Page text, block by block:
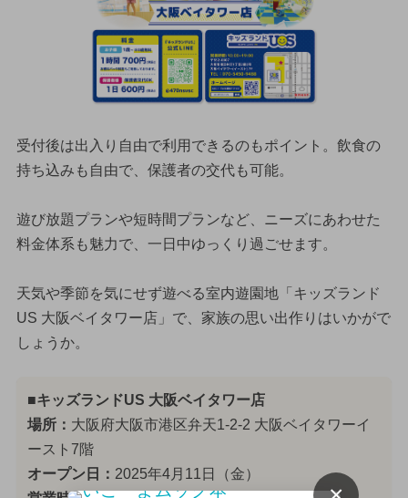
受付後は出入り自由で利用できるのもポイント。飲食の
持ち込みも自由で、保護者の交代も可能。
遊び放題プランや短時間プランなど、ニーズにあわせた
料金体系も魅力で、一日中ゆっくり過ごせます。
天気や季節を気にせず遊べる室内遊園地「キッズランド
US 大阪ベイタワー店」で、家族の思い出作りはいかがで
しょうか。
■キッズランドUS 大阪ベイタワー店
場所： 大阪府大阪市港区弁天1-2-2 大阪ベイタワーイ
ースト7階
オープン日： 2025年4月11日（金）